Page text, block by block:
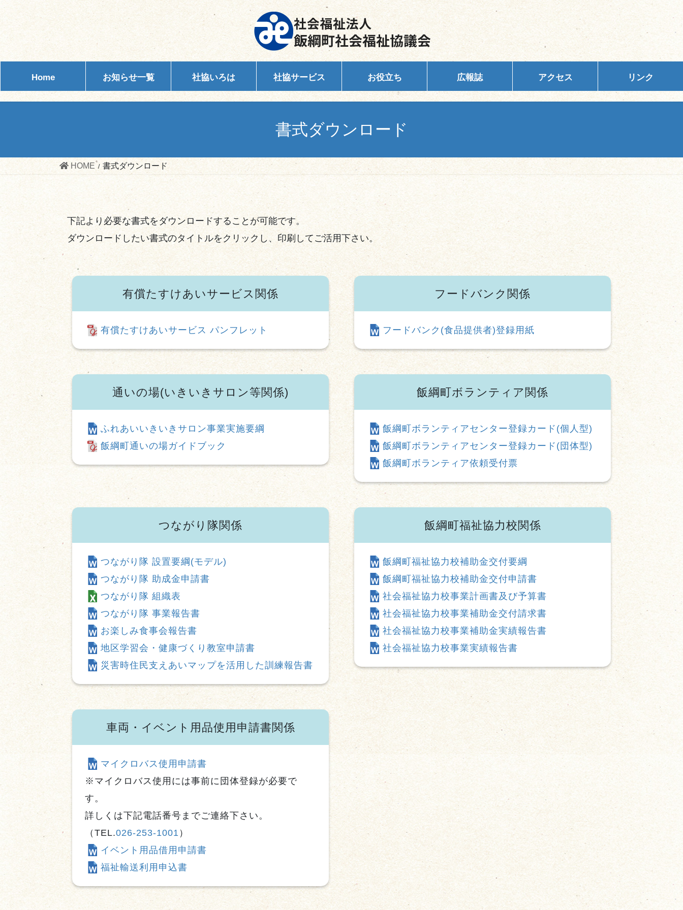
Home お知らせ一覧 社協いろは 社協サービス お役立ち 広報誌 アクセス リンク
書式ダウンロード
HOME 書式ダウンロード
下記より必要な書式をダウンロードすることが可能です。
ダウンロードしたい書式のタイトルをクリックし、印刷してご活用下さい。
有償たすけあいサービス関係
有償たすけあいサービス パンフレット
フードバンク関係
フードバンク(食品提供者)登録用紙
通いの場(いきいきサロン等関係)
ふれあいいきいきサロン事業実施要綱
飯綱町通いの場ガイドブック
飯綱町ボランティア関係
飯綱町ボランティアセンター登録カード(個人型)
飯綱町ボランティアセンター登録カード(団体型)
飯綱町ボランティア依頼受付票
つながり隊関係
つながり隊 設置要綱(モデル)
つながり隊 助成金申請書
つながり隊 組織表
つながり隊 事業報告書
お楽しみ食事会報告書
地区学習会・健康づくり教室申請書
災害時住民支えあいマップを活用した訓練報告書
飯綱町福祉協力校関係
飯綱町福祉協力校補助金交付要綱
飯綱町福祉協力校補助金交付申請書
社会福祉協力校事業計画書及び予算書
社会福祉協力校事業補助金交付請求書
社会福祉協力校事業補助金実績報告書
社会福祉協力校事業実績報告書
車両・イベント用品使用申請書関係
マイクロバス使用申請書
※マイクロバス使用には事前に団体登録が必要で
す。
詳しくは下記電話番号までご連絡下さい。
（TEL.026-253-1001 ）
イベント用品借用申請書
福祉輸送利用申込書